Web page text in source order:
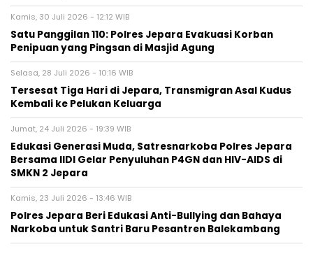
Kamis, 30 Juli 2026 - 12:12 WIB
Satu Panggilan 110: Polres Jepara Evakuasi Korban
Penipuan yang Pingsan di Masjid Agung
Selasa, 28 Juli 2026 - 10:16 WIB
Tersesat Tiga Hari di Jepara, Transmigran Asal Kudus
Kembali ke Pelukan Keluarga
Jumat, 24 Juli 2026 - 19:39 WIB
Edukasi Generasi Muda, Satresnarkoba Polres Jepara
Bersama IIDI Gelar Penyuluhan P4GN dan HIV-AIDS di
SMKN 2 Jepara
Kamis, 23 Juli 2026 - 13:46 WIB
Polres Jepara Beri Edukasi Anti-Bullying dan Bahaya
Narkoba untuk Santri Baru Pesantren Balekambang